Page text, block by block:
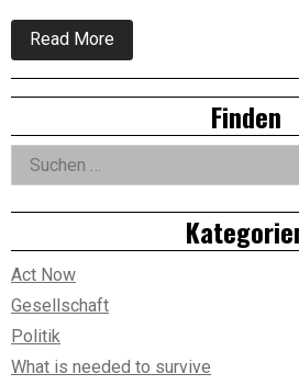
Read More
Phiosophische
Gedanken
Right
Asides
Finden
Suchen
nach:
Act Now
Gesellschaft
Politik
What is needed to survive